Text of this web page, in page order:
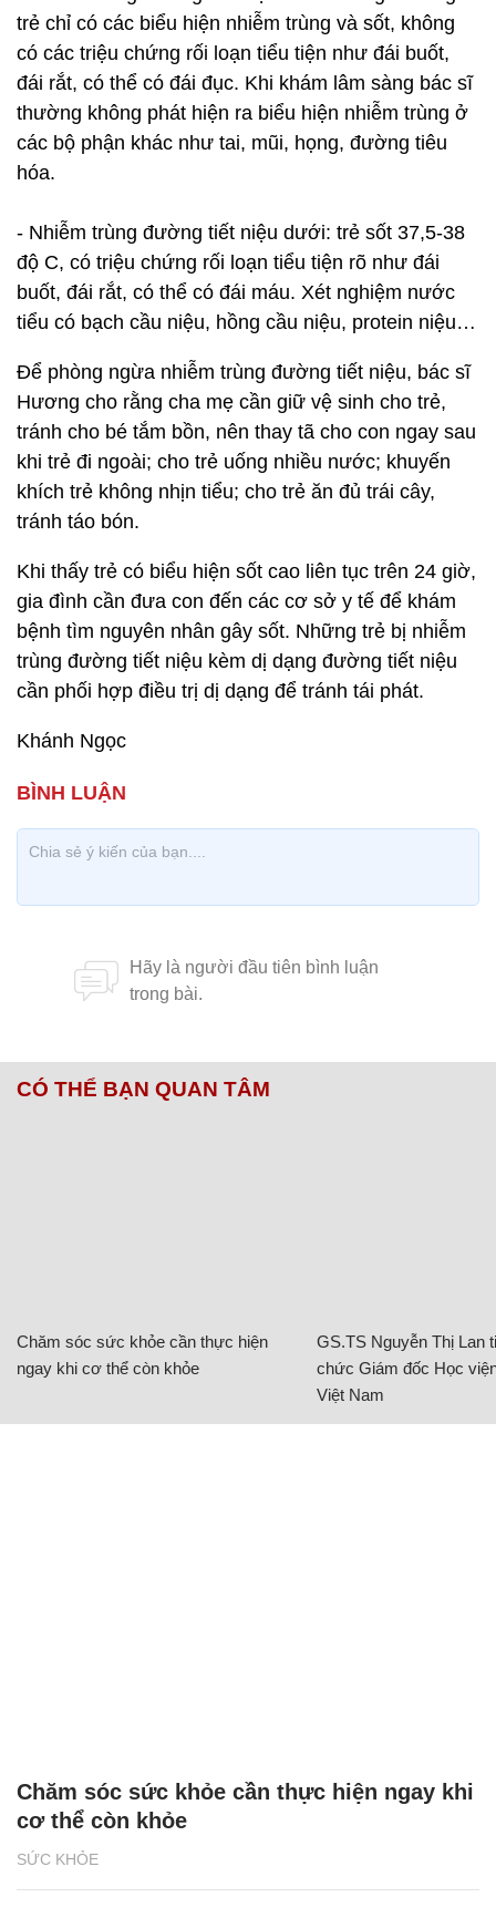
trẻ chỉ có các biểu hiện nhiễm trùng và sốt, không
có các triệu chứng rối loạn tiểu tiện như đái buốt,
đái rắt, có thể có đái đục. Khi khám lâm sàng bác sĩ
thường không phát hiện ra biểu hiện nhiễm trùng ở
các bộ phận khác như tai, mũi, họng, đường tiêu
hóa.
- Nhiễm trùng đường tiết niệu dưới: trẻ sốt 37,5-38
độ C, có triệu chứng rối loạn tiểu tiện rõ như đái
buốt, đái rắt, có thể có đái máu. Xét nghiệm nước
tiểu có bạch cầu niệu, hồng cầu niệu, protein niệu…
Để phòng ngừa nhiễm trùng đường tiết niệu, bác sĩ
Hương cho rằng cha mẹ cần giữ vệ sinh cho trẻ,
tránh cho bé tắm bồn, nên thay tã cho con ngay sau
khi trẻ đi ngoài; cho trẻ uống nhiều nước; khuyến
khích trẻ không nhịn tiểu; cho trẻ ăn đủ trái cây,
tránh táo bón.
Khi thấy trẻ có biểu hiện sốt cao liên tục trên 24 giờ,
gia đình cần đưa con đến các cơ sở y tế để khám
bệnh tìm nguyên nhân gây sốt. Những trẻ bị nhiễm
trùng đường tiết niệu kèm dị dạng đường tiết niệu
cần phối hợp điều trị dị dạng để tránh tái phát.
Khánh Ngọc
CÓ THỂ BẠN QUAN TÂM
Chăm sóc sức khỏe cần thực hiện
ngay khi cơ thể còn khỏe
GS.TS Nguyễn Thị Lan
chức Giám đốc Học
Việt Nam
SỨC KHỎE
Chăm sóc sức khỏe cần thực hiện ngay khi
cơ thể còn khỏe